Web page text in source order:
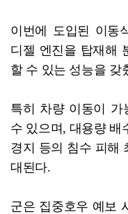
이번에 도입된 이동
디젤 엔진을 탑재해
할 수 있는 성능을 갖
특히 차량 이동이 가
수 있으며, 대용량 배
경지 등의 침수 피해
대된다.
군은 집중호우 예보